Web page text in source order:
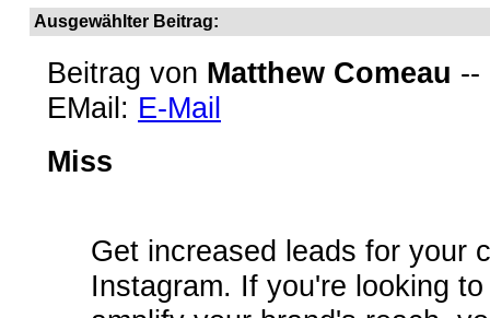
Ausgewählter Beitrag:
Beitrag von Matthew Comeau --
EMail: E-Mail
Miss
Get increased leads for your
Instagram. If you're looking